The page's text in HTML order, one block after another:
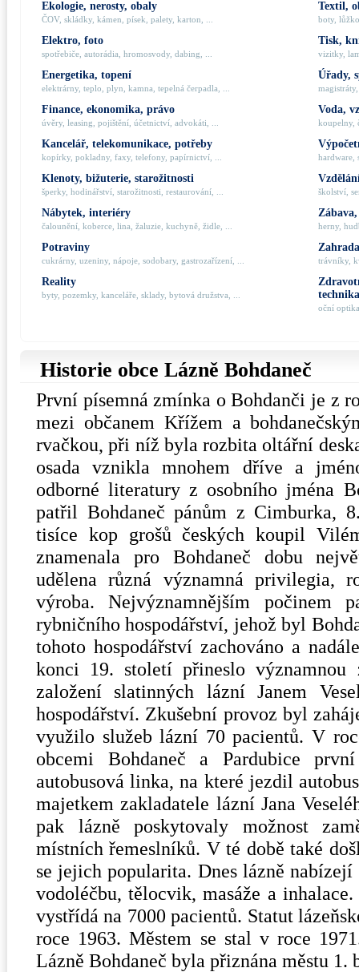
Ekologie, nerosty, obaly
ČOV, skládky, kámen, písek, palety, karton, ...
Elektro, foto
spotřebiče, autorádia, hromosvody, dabing, ...
Energetika, topení
elektrárny, teplo, plyn, kamna, tepelná čerpadla, ...
Finance, ekonomika, právo
úvěry, leasing, pojištění, účetnictví, advokáti, ...
Kancelář, telekomunikace, potřeby
kopírky, pokladny, faxy, telefony, papírnictví, ...
Klenoty, bižuterie, starožitnosti
šperky, hodinářství, starožitnosti, restaurování, ...
Nábytek, interiéry
čalounění, koberce, lina, žaluzie, kuchyně, židle, ...
Potraviny
cukrárny, uzeniny, nápoje, sodobary, gastrozařízení, ...
Reality
byty, pozemky, kanceláře, sklady, bytová družstva, ...
Textil,
boty,
Tisk,
vizitky,
Úřady,
Voda,
koupelny,
hardware,
školství,
herny,
trávníky,
technika
oční
Historie obce Lázně Bohdaneč
První písemná zmínka o Bohdanči je z
mezi občanem Křížem a
rvačkou, při níž byla rozbita oltářní
osada vznikla mnohem dříve a
odborné literatury z osobního jména
patřil Bohdaneč pánům z Cimburka,
tisíce kop grošů českých koupil
znamenala pro Bohdaneč dobu
udělena různá významná privilegia,
výroba. Nejvýznamnějším počinem
rybničního hospodářství, jehož byl
tohoto hospodářství zachováno a
konci 19. století přineslo významnou
založení slatinných lázní Janem
hospodářství. Zkušební provoz byl
využilo služeb lázní 70 pacientů. V
obcemi Bohdaneč a Pardubice
autobusová linka, na které jezdil
majetkem zakladatele lázní Jana
pak lázně poskytovaly možnost
místních řemeslníků. V té době také
se jejich popularita. Dnes lázně
vodoléčbu, tělocvik, masáže a
vystřídá na 7000 pacientů. Statut
roce 1963. Městem se stal v roce
Lázně Bohdaneč byla přiznána městu 1.